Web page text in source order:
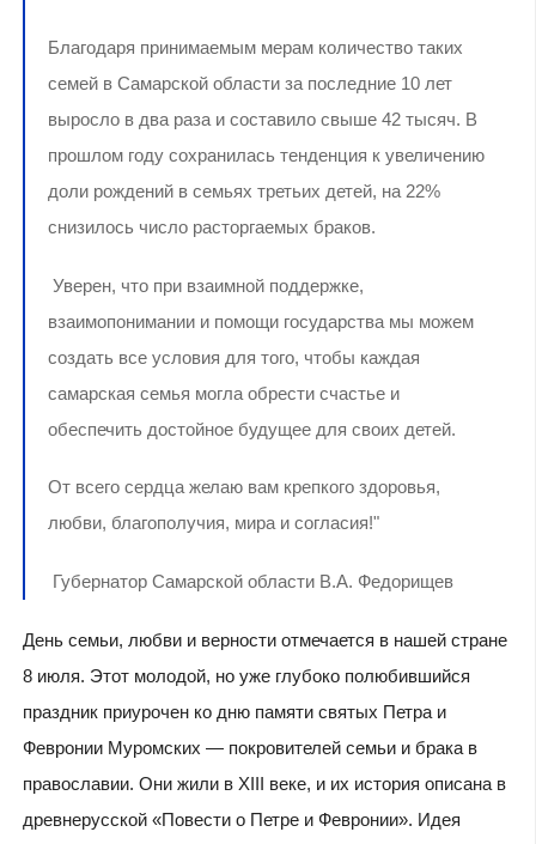
Благодаря принимаемым мерам количество таких
семей в Самарской области за последние 10 лет
выросло в два раза и составило свыше 42 тысяч. В
прошлом году сохранилась тенденция к увеличению
доли рождений в семьях третьих детей, на 22%
снизилось число расторгаемых браков.
Уверен, что при взаимной поддержке,
взаимопонимании и помощи государства мы можем
создать все условия для того, чтобы каждая
самарская семья могла обрести счастье и
обеспечить достойное будущее для своих детей.
От всего сердца желаю вам крепкого здоровья,
любви, благополучия, мира и согласия!"
Губернатор Самарской области В.А. Федорищев
День семьи, любви и верности отмечается в нашей стране
8 июля. Этот молодой, но уже глубоко полюбившийся
праздник приурочен ко дню памяти святых Петра и
Февронии Муромских — покровителей семьи и брака в
православии. Они жили в XIII веке, и их история описана в
древнерусской «Повести о Петре и Февронии». Идея